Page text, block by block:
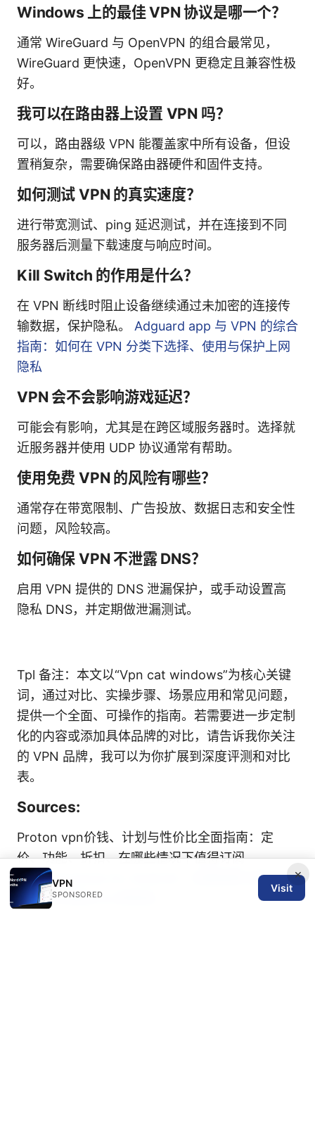
Windows 上的最佳 VPN 协议是哪一个？
通常 WireGuard 与 OpenVPN 的组合最常见，
WireGuard 更快速，OpenVPN 更稳定且兼容性极
好。
我可以在路由器上设置 VPN 吗？
可以，路由器级 VPN 能覆盖家中所有设备，但设
置稍复杂，需要确保路由器硬件和固件支持。
如何测试 VPN 的真实速度？
进行带宽测试、ping 延迟测试，并在连接到不同
服务器后测量下载速度与响应时间。
Kill Switch 的作用是什么？
在 VPN 断线时阻止设备继续通过未加密的连接传
输数据，保护隐私。 Adguard app 与 VPN 的综合
指南：如何在 VPN 分类下选择、使用与保护上网
隐私
VPN 会不会影响游戏延迟？
可能会有影响，尤其是在跨区域服务器时。选择就
近服务器并使用 UDP 协议通常有帮助。
使用免费 VPN 的风险有哪些？
通常存在带宽限制、广告投放、数据日志和安全性
问题，风险较高。
如何确保 VPN 不泄露 DNS？
启用 VPN 提供的 DNS 泄漏保护，或手动设置高
隐私 DNS，并定期做泄漏测试。
Tpl 备注：本文以“Vpn cat windows”为核心关键
词，通过对比、实操步骤、场景应用和常见问题，
提供一个全面、可操作的指南。若需要进一步定制
化的内容或添加具体品牌的对比，请告诉我你关注
的 VPN 品牌，我可以为你扩展到深度评测和对比
表。
Sources:
Proton vpn价钱、计划与性价比全面指南：定
价、功能、折扣、在哪些情况下值得订阅
Adguard Home for Android：全面指南与最佳实
践，提升隐私与上网体验
×
VPN
SPONSORED
Visit